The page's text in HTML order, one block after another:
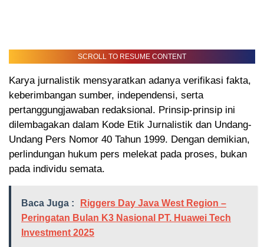
SCROLL TO RESUME CONTENT
Karya jurnalistik mensyaratkan adanya verifikasi fakta,
keberimbangan sumber, independensi, serta
pertanggungjawaban redaksional. Prinsip-prinsip ini
dilembagakan dalam Kode Etik Jurnalistik dan Undang-
Undang Pers Nomor 40 Tahun 1999. Dengan demikian,
perlindungan hukum pers melekat pada proses, bukan
pada individu semata.
Baca Juga :
Riggers Day Java West Region –
Peringatan Bulan K3 Nasional PT. Huawei Tech
Investment 2025